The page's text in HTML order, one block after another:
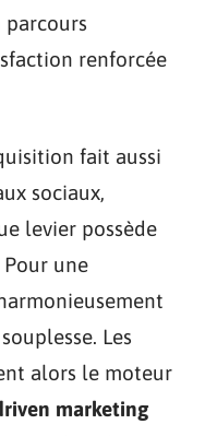
parcours
renforcée
fait aussi
sociaux,
levier possède
une
Les
alors le moteur
marketing